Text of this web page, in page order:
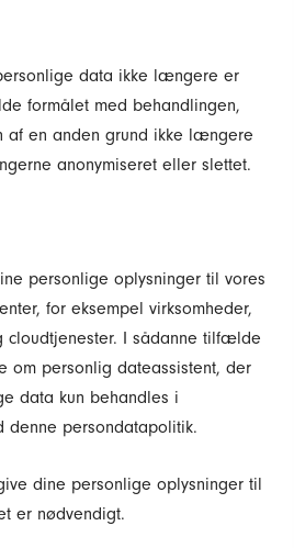
data ikke længere er
formålet med behandlingen,
af en anden grund ikke længere
anonymiseret eller slettet.
personlige oplysninger til vores
for eksempel virksomheder,
cloudtjenester. I sådanne tilfælde
om personlig dateassistent, der
data kun behandles i
denne persondatapolitik.
dine personlige oplysninger til
er nødvendigt.